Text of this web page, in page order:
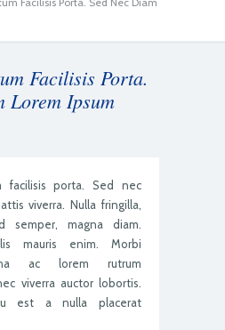
Facilisis Porta.
Lorem Ipsum
facilisis porta. Sed nec
viverra. Nulla fringilla,
semper, magna diam.
mauris enim. Morbi
ac lorem rutrum
viverra auctor lobortis.
est a nulla placerat